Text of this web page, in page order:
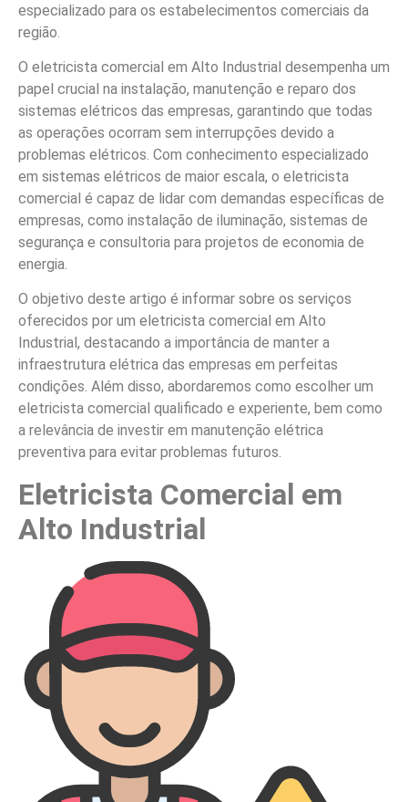
especializado para os estabelecimentos comerciais da
região.
O eletricista comercial em Alto Industrial desempenha um
papel crucial na instalação, manutenção e reparo dos
sistemas elétricos das empresas, garantindo que todas
as operações ocorram sem interrupções devido a
problemas elétricos. Com conhecimento especializado
em sistemas elétricos de maior escala, o eletricista
comercial é capaz de lidar com demandas específicas de
empresas, como instalação de iluminação, sistemas de
segurança e consultoria para projetos de economia de
energia.
O objetivo deste artigo é informar sobre os serviços
oferecidos por um eletricista comercial em Alto
Industrial, destacando a importância de manter a
infraestrutura elétrica das empresas em perfeitas
condições. Além disso, abordaremos como escolher um
eletricista comercial qualificado e experiente, bem como
a relevância de investir em manutenção elétrica
preventiva para evitar problemas futuros.
Eletricista Comercial em
Alto Industrial